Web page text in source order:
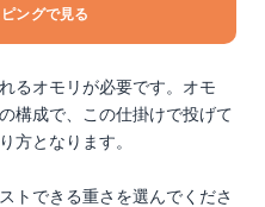
ングで見る
るオモリが必要です。オモ
構成で、この仕掛けで投げて
方となります。
トできる重さを選んでくださ